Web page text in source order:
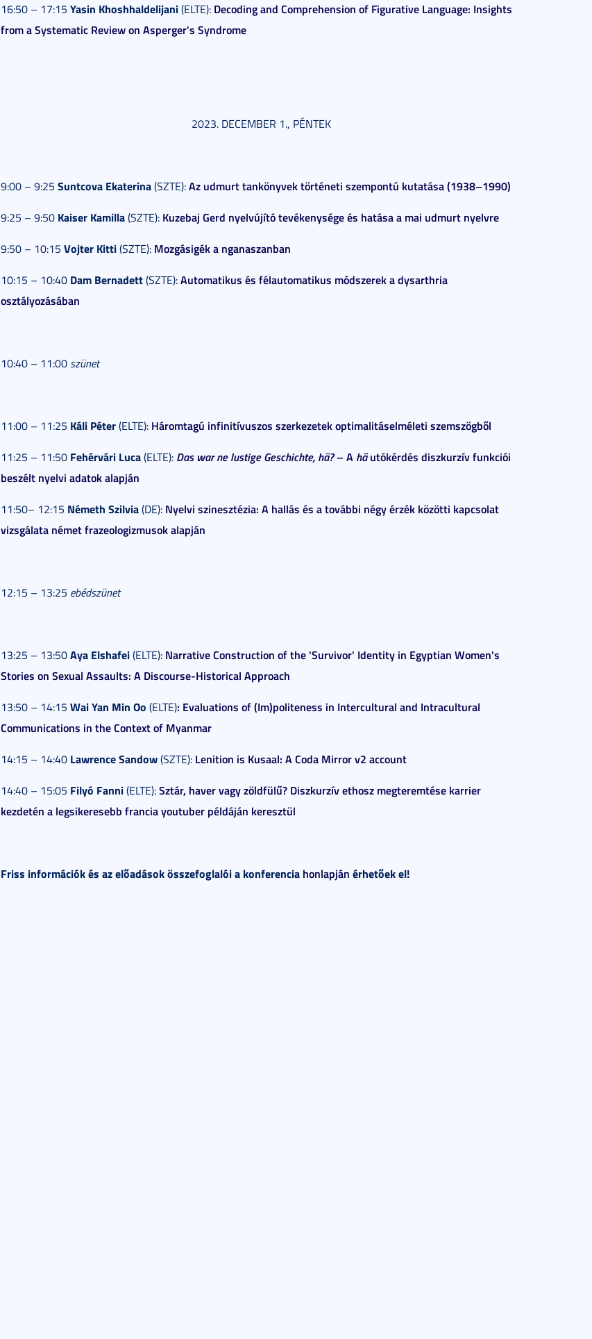
16:50 – 17:15 Yasin Khoshhaldelijani(ELTE): Decoding and Comprehension of Figurative Language: Insights
from a Systematic Review on Asperger's Syndrome
2023. DECEMBER 1., PÉNTEK
9:00 – 9:25 Suntcova Ekaterina(SZTE):Az udmurt tankönyvek történeti szempontú kutatása (1938–1990)
9:25 – 9:50 Kaiser Kamilla(SZTE): Kuzebaj Gerd nyelvújító tevékenysége és hatása a mai udmurt nyelvre
9:50 – 10:15 Vojter Kitti(SZTE): Mozgásigék a nganaszanban
10:15 – 10:40 Dam Bernadett(SZTE):Automatikus és félautomatikus módszerek a dysarthria
osztályozásában
10:40 – 11:00 szünet
11:00 – 11:25 Káli Péter(ELTE): Háromtagú infinitívuszos szerkezetek optimalitáselméleti szemszögből
11:25 – 11:50 Fehérvári Luca(ELTE): Das war ne lustige Geschichte, hä?– A häutókérdés diszkurzív funkciói
beszélt nyelvi adatok alapján
11:50– 12:15 Németh Szilvia(DE): Nyelvi szinesztézia: A hallás és a további négy érzék közötti kapcsolat
vizsgálata német frazeologizmusok alapján
12:15 – 13:25 ebédszünet
13:25 – 13:50Aya Elshafei(ELTE): Narrative Construction of the 'Survivor' Identity in Egyptian Women's
Stories on Sexual Assaults: A Discourse-Historical Approach
13:50 – 14:15 Wai Yan Min Oo (ELTE): Evaluations of (Im)politeness in Intercultural and Intracultural
Communications in the Context of Myanmar
14:15 – 14:40 Lawrence Sandow(SZTE): Lenition is Kusaal: A Coda Mirror v2 account
14:40 – 15:05 Filyó Fanni(ELTE):Sztár, haver vagy zöldfülű? Diszkurzív ethosz megteremtése karrier
kezdetén a legsikeresebb francia youtuber példáján keresztül
Friss információk és az előadások összefoglalói a konferencia honlapján érhetőek el!